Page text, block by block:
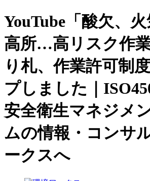
YouTube「酸欠、火
高所…高リスク作
り札、作業許可制
プしました｜
安全衛生マネジメ
ムの情報・コンサ
ークスへ